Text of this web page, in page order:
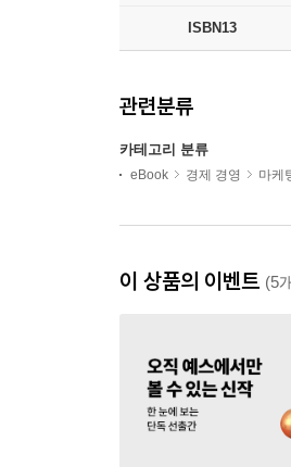
ISBN13
관련분류
카테고리 분류
eBook 경제 경영 마케
이 상품의 이벤트 (5